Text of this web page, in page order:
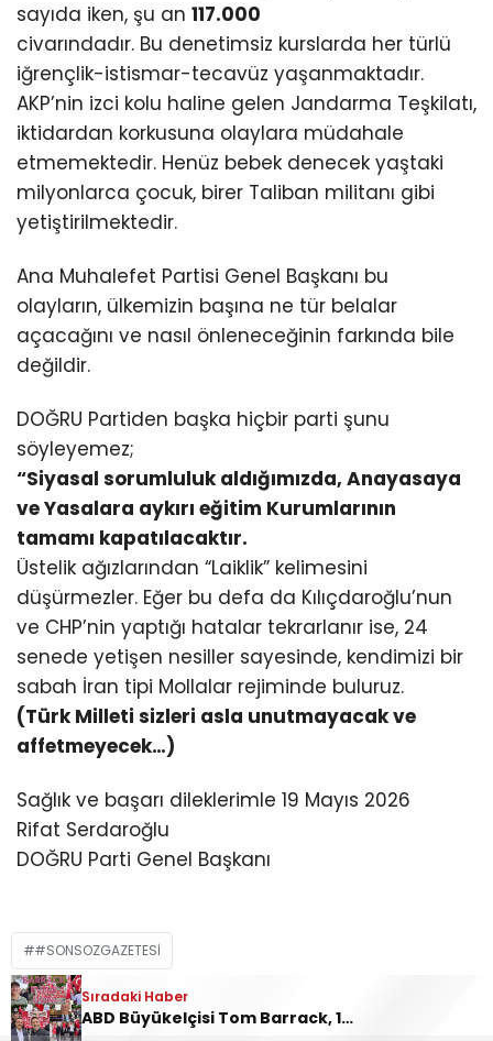
sayıda iken, şu an 117.000
civarındadır. Bu denetimsiz kurslarda her türlü
iğrençlik-istismar-tecavüz yaşanmaktadır.
AKP’nin izci kolu haline gelen Jandarma Teşkilatı,
iktidardan korkusuna olaylara müdahale
etmemektedir. Henüz bebek denecek yaştaki
milyonlarca çocuk, birer Taliban militanı gibi
yetiştirilmektedir.
Ana Muhalefet Partisi Genel Başkanı bu
olayların, ülkemizin başına ne tür belalar
açacağını ve nasıl önleneceğinin farkında bile
değildir.
DOĞRU Partiden başka hiçbir parti şunu
söyleyemez;
“Siyasal sorumluluk aldığımızda, Anayasaya
ve Yasalara aykırı eğitim Kurumlarının
tamamı kapatılacaktır.
Üstelik ağızlarından “Laiklik” kelimesini
düşürmezler. Eğer bu defa da Kılıçdaroğlu’nun
ve CHP’nin yaptığı hatalar tekrarlanır ise, 24
senede yetişen nesiller sayesinde, kendimizi bir
sabah İran tipi Mollalar rejiminde buluruz.
(Türk Milleti sizleri asla unutmayacak ve
affetmeyecek…)
Sağlık ve başarı dileklerimle 19 Mayıs 2026
Rifat Serdaroğlu
DOĞRU Parti Genel Başkanı
#SONSOZGAZETESI
İLGİNİZİÇEKEBİLİR
Sıradaki Haber
ABD Büyükelçisi Tom Barrack, 19 Mayıs’ta Ankara’da protesto edildi: “Barrack evine dön!”